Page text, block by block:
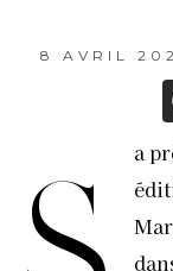
8 AVRIL
a